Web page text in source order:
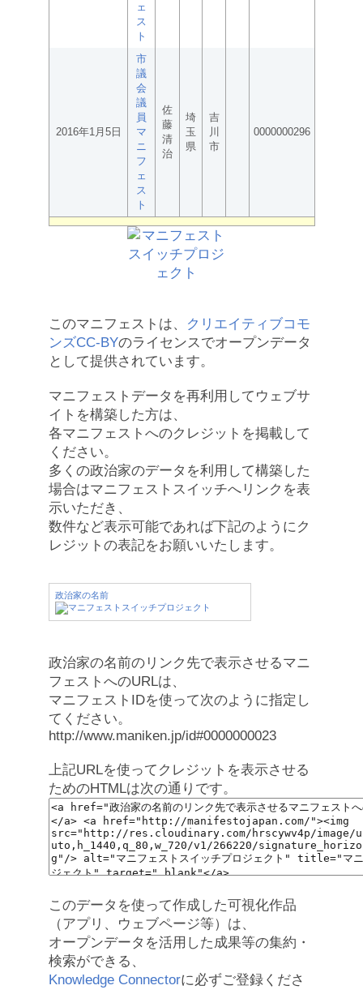
ェ
ス
ト
2016年1月5日
市
議
会
議
員
マ
ニ
フ
ェ
ス
ト
佐
藤
清
治
埼
玉
県
吉
川
市
0000000296
このマニフェストは、
クリエイティブコモ
ンズCC-BYのライセンスでオープンデータ
として提供されています。
マニフェストデータを再利用してウェブサ
イトを構築した方は、
各マニフェストへのクレジットを掲載して
ください。
多くの政治家のデータを利用して構築した
場合はマニフェストスイッチへリンクを表
示いただき、
数件など表示可能であれば下記のようにク
レジットの表記をお願いいたします。
政治家の名前
政治家の名前のリンク先で表示させるマニ
フェストへのURLは、
マニフェストIDを使って次のように指定し
てください。
http://www.maniken.jp/id#0000000023
上記URLを使ってクレジットを表示させる
ためのHTMLは次の通りです。
このデータを使って作成した可視化作品
（アプリ、ウェブページ等）は、
オープンデータを活用した成果等の集約・
検索ができる、
Knowledge Connectorに必ずご登録くださ